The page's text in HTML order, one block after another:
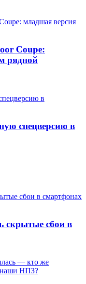
Coupe:
рядной
спецверсию в
скрытые сбои в